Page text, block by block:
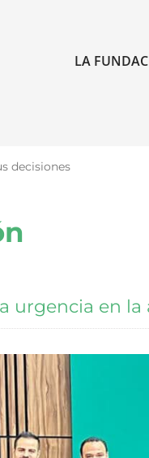
LA
decisiones
urgencia en